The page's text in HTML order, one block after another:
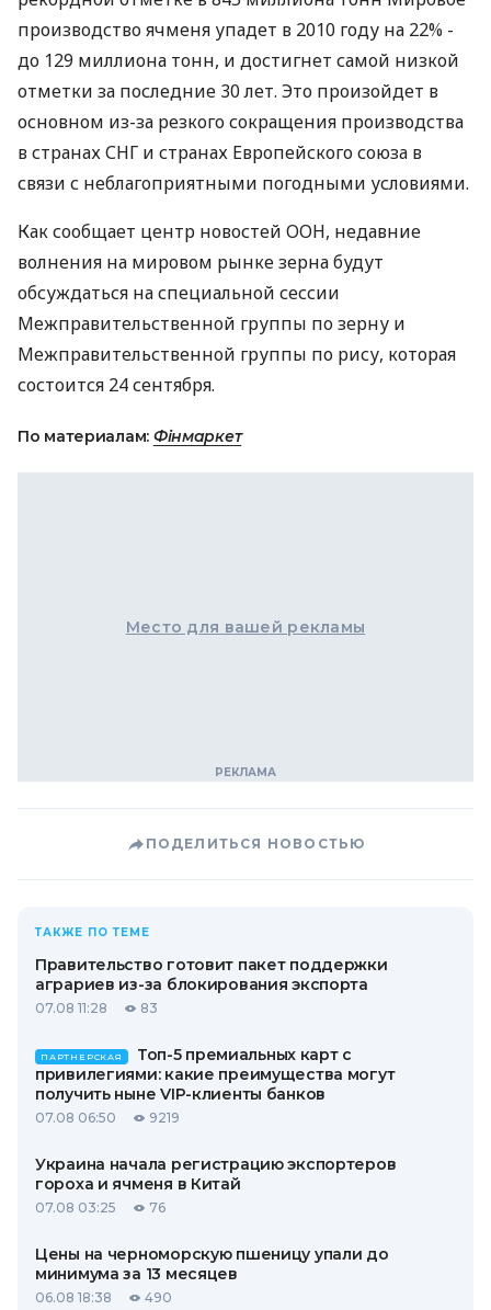
производство ячменя упадет в 2010 году на 22% -
до 129 миллиона тонн, и достигнет самой низкой
отметки за последние 30 лет. Это произойдет в
основном из-за резкого сокращения производства
в странах СНГ и странах Европейского союза в
связи с неблагоприятными погодными условиями.
Как сообщает центр новостей ООН, недавние
волнения на мировом рынке зерна будут
обсуждаться на специальной сессии
Межправительственной группы по зерну и
Межправительственной группы по рису, которая
состоится 24 сентября.
По материалам: Фінмаркет
Место для вашей рекламы
ПОДЕЛИТЬСЯ НОВОСТЬЮ
ТАКЖЕ ПО ТЕМЕ
Правительство готовит пакет поддержки
аграриев из-за блокирования экспорта
07.08 11:28 83
ПАРТНЕРСКАЯ
Топ-5 премиальных карт с
привилегиями: какие преимущества могут
получить ныне VIP-клиенты банков
07.08 06:50 9219
Украина начала регистрацию экспортеров
гороха и ячменя в Китай
07.08 03:25 76
Цены на черноморскую пшеницу упали до
минимума за 13 месяцев
06.08 18:38 490